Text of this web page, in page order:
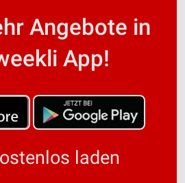
Angebote in
App!
laden